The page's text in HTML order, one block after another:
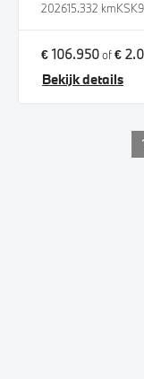
202615.332 km
€ 106.950of€
Bekijk details